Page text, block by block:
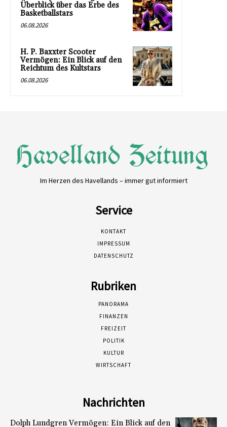
Überblick über das Erbe des
Basketballstars
06.08.2026
H. P. Baxxter Scooter
Vermögen: Ein Blick auf den
Reichtum des Kultstars
06.08.2026
Im Herzen des Havellands – immer gut informiert
Service
KONTAKT
IMPRESSUM
DATENSCHUTZ
Rubriken
PANORAMA
FINANZEN
FREIZEIT
POLITIK
KULTUR
WIRTSCHAFT
Nachrichten
Dolph Lundgren Vermögen: Ein Blick auf den